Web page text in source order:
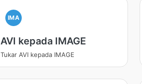
IMA
AVI kepada IMAGE
Tukar AVI kepada IMAGE